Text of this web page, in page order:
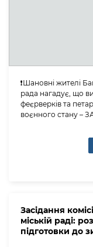
❗️Шановні жителі
рада нагадує, що
феєрверків та
воєнного стану –
Засідання
міській раді:
підготовки до